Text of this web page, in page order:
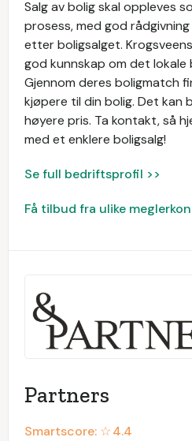
Salg av bolig skal oppleves
prosess, med god
etter boligsalget.
god kunnskap om det lokale
Gjennom deres boligmatch
kjøpere til din bolig. Det kan
høyere pris. Ta kontakt, så
med et enklere boligsalg!
Se full bedriftsprofil >>
Få tilbud fra ulike
Partners
Smartscore: ☆4.4